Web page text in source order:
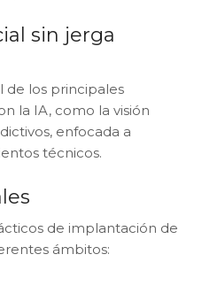
sin jerga
de los principales
la IA, como la visión
enfocada a
técnicos.
de implantación de
ámbitos: